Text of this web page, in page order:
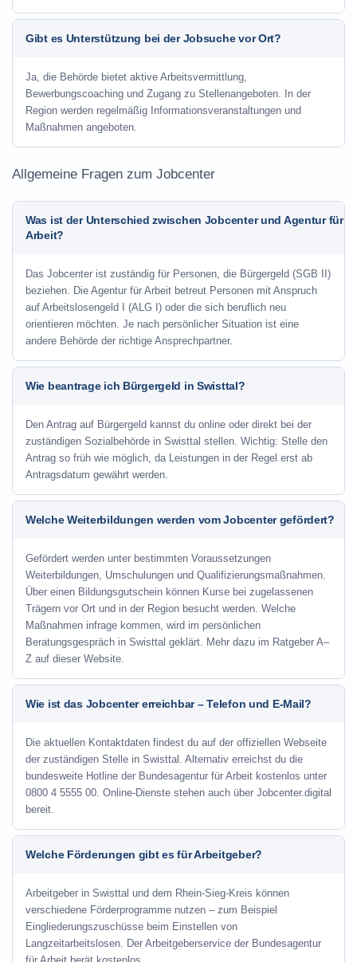
Gibt es Unterstützung bei der Jobsuche vor Ort?
Ja, die Behörde bietet aktive Arbeitsvermittlung,
Bewerbungscoaching und Zugang zu Stellenangeboten. In der
Region werden regelmäßig Informationsveranstaltungen und
Maßnahmen angeboten.
Allgemeine Fragen zum Jobcenter
Was ist der Unterschied zwischen Jobcenter und Agentur für
Arbeit?
Das Jobcenter ist zuständig für Personen, die Bürgergeld (SGB II)
beziehen. Die Agentur für Arbeit betreut Personen mit Anspruch
auf Arbeitslosengeld I (ALG I) oder die sich beruflich neu
orientieren möchten. Je nach persönlicher Situation ist eine
andere Behörde der richtige Ansprechpartner.
Wie beantrage ich Bürgergeld in Swisttal?
Den Antrag auf Bürgergeld kannst du online oder direkt bei der
zuständigen Sozialbehörde in Swisttal stellen. Wichtig: Stelle den
Antrag so früh wie möglich, da Leistungen in der Regel erst ab
Antragsdatum gewährt werden.
Welche Weiterbildungen werden vom Jobcenter gefördert?
Gefördert werden unter bestimmten Voraussetzungen
Weiterbildungen, Umschulungen und Qualifizierungsmaßnahmen.
Über einen Bildungsgutschein können Kurse bei zugelassenen
Trägern vor Ort und in der Region besucht werden. Welche
Maßnahmen infrage kommen, wird im persönlichen
Beratungsgespräch in Swisttal geklärt. Mehr dazu im Ratgeber A–
Z auf dieser Website.
Wie ist das Jobcenter erreichbar – Telefon und E-Mail?
Die aktuellen Kontaktdaten findest du auf der offiziellen Webseite
der zuständigen Stelle in Swisttal. Alternativ erreichst du die
bundesweite Hotline der Bundesagentur für Arbeit kostenlos unter
0800 4 5555 00. Online-Dienste stehen auch über Jobcenter.digital
bereit.
Welche Förderungen gibt es für Arbeitgeber?
Arbeitgeber in Swisttal und dem Rhein-Sieg-Kreis können
verschiedene Förderprogramme nutzen – zum Beispiel
Eingliederungszuschüsse beim Einstellen von
Langzeitarbeitslosen. Der Arbeitgeberservice der Bundesagentur